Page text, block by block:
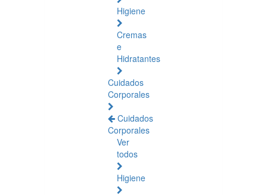
Higiene
Cremas
e
Hidratantes
Cuidados
Corporales
Cuidados
Corporales
Ver
todos
Higiene